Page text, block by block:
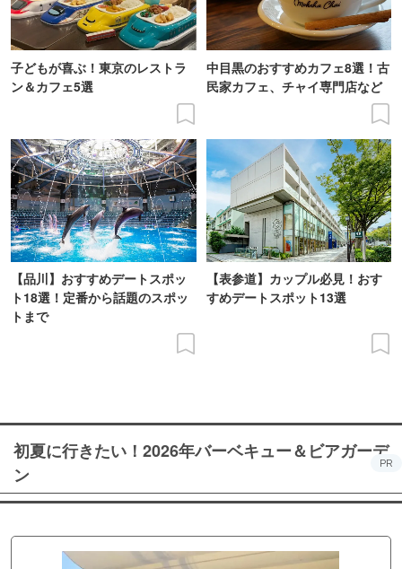
子どもが喜ぶ！東京のレストラ
ン＆カフェ5選
中目黒のおすすめカフェ8選！古
民家カフェ、チャイ専門店など
【品川】おすすめデートスポッ
ト18選！定番から話題のスポッ
トまで
【表参道】カップル必見！おす
すめデートスポット13選
初夏に行きたい！2026年バーベキュー＆ビアガーデ
ン
PR